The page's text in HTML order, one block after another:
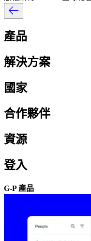
產品​​
解決方案​​
國家​​
合作夥伴​​
資源​​
登入​​
G-P 產品​​